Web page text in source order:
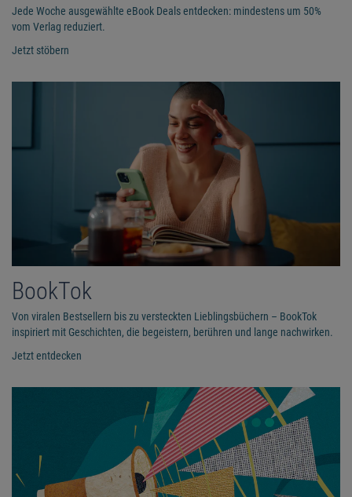
Jede Woche ausgewählte eBook Deals entdecken: mindestens um 50%
vom Verlag reduziert.
Jetzt stöbern
BookTok
Von viralen Bestsellern bis zu versteckten Lieblingsbüchern – BookTok
inspiriert mit Geschichten, die begeistern, berühren und lange nachwirken.
Jetzt entdecken